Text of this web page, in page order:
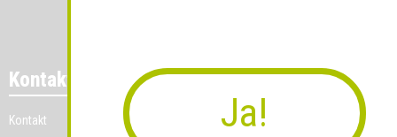
Kontakt
Kontakt Ja!